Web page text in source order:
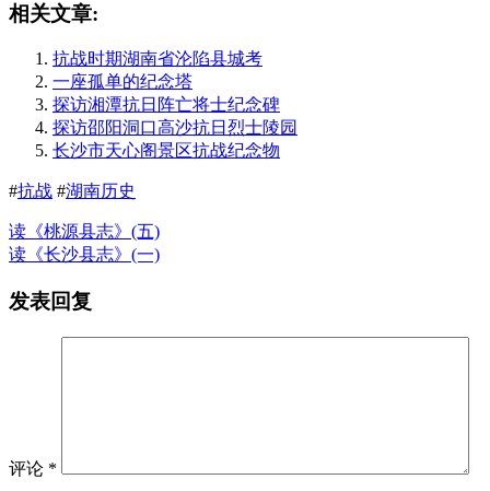
相关文章:
抗战时期湖南省沦陷县城考
一座孤单的纪念塔
探访湘潭抗日阵亡将士纪念碑
探访邵阳洞口高沙抗日烈士陵园
长沙市天心阁景区抗战纪念物
#抗战 #湖南历史
读《桃源县志》(五)
读《长沙县志》(一)
发表回复
评论 *